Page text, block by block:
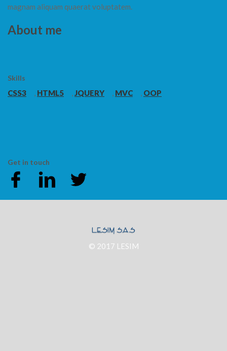
magnam aliquam quaerat voluptatem.
About me
Skills
CSS3 , HTML5 ,JQUERY , MVC , OOP
Get in touch
© 2017 LESIM